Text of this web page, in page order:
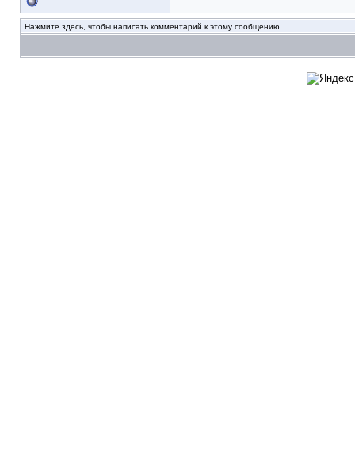
Нажмите здесь, чтобы написать комментарий к этому сообщению